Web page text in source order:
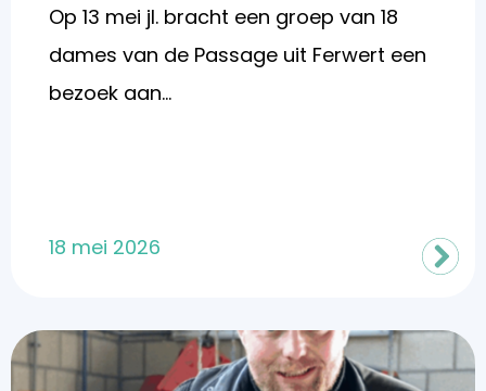
Op 13 mei jl. bracht een groep van 18
dames van de Passage uit Ferwert een
bezoek aan...
18 mei 2026